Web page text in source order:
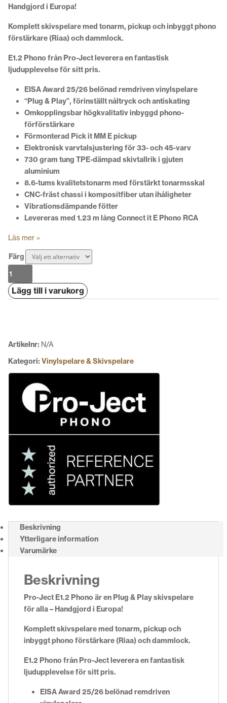
Handgjord i Europa!
Komplett skivspelare med tonarm, pickup och inbyggt phono
förstärkare (Riaa) och dammlock.
E1.2 Phono från Pro-Ject leverera en fantastisk
ljudupplevelse för sitt pris.
EISA Award 25/26 belönad remdriven vinylspelare
“Plug & Play”, förinställt nåltryck och antiskating
Omkopplingsbar högkvalitativ inbyggd phono-
förförstärkare
Förmonterad Pick it MM E pickup
Elektronisk varvtalsjustering för 33- och 45-varv
730 gram tung TPE-dämpad skivtallrik i gjuten
aluminium
8.6-tums kvalitetstonarm med förstärkt tonarmsskal
CNC-fräst chassi i kompositfiber utan ihåligheter
Vibrationsdämpande fötter
Levereras med 1.23 m lång Connect it E Phono RCA
Läs mer »
Färg
Pro-
Ject
E1.2
Lägg till i varukorg
Artikelnr: N/A
Kategori: Vinylspelare & Skivspelare
Beskrivning
Ytterligare information
Varumärke
Beskrivning
Pro-Ject E1.2 Phono är en Plug & Play skivspelare
för alla – Handgjord i Europa!
Komplett skivspelare med tonarm, pickup och
inbyggt phono förstärkare (Riaa) och dammlock.
E1.2 Phono från Pro-Ject leverera en fantastisk
ljudupplevelse för sitt pris.
EISA Award 25/26 belönad remdriven